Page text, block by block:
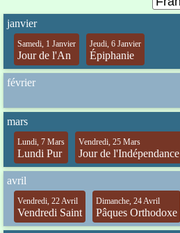
janvier
Samedi, 1 Janvier
Jour de l'An
Jeudi, 6 Janvier
Épiphanie
février
mars
Lundi, 7 Mars
Lundi Pur
Vendredi, 25 Mars
Jour de l'Indépendance
avril
Vendredi, 22 Avril
Vendredi Saint
Dimanche, 24 Avril
Pâques Orthodoxe